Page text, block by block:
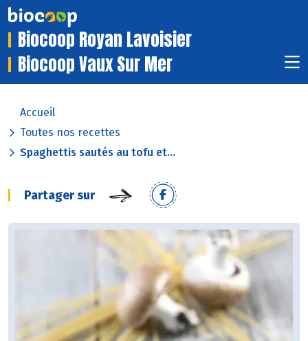
Biocoop Royan Lavoisier
Biocoop Vaux Sur Mer
Accueil
Toutes nos recettes
Spaghettis sautés au tofu et...
Partager sur